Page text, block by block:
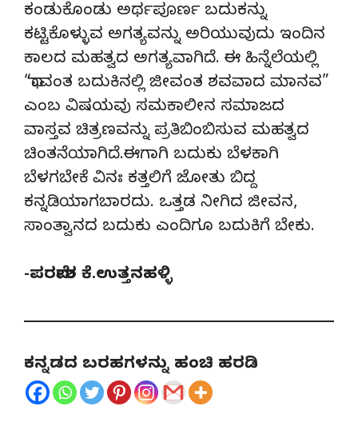
ಕಂಡುಕೊಂಡು ಅರ್ಥಪೂರ್ಣ ಬದುಕನ್ನು
ಕಟ್ಟಿಕೊಳ್ಳುವ ಅಗತ್ಯವನ್ನು ಅರಿಯುವುದು ಇಂದಿನ
ಕಾಲದ ಮಹತ್ವದ ಅಗತ್ಯವಾಗಿದೆ. ಈ ಹಿನ್ನೆಲೆಯಲ್ಲಿ
“ಧಾವಂತ ಬದುಕಿನಲ್ಲಿ ಜೀವಂತ ಶವವಾದ ಮಾನವ”
ಎಂಬ ವಿಷಯವು ಸಮಕಾಲೀನ ಸಮಾಜದ
ವಾಸ್ತವ ಚಿತ್ರಣವನ್ನು ಪ್ರತಿಬಿಂಬಿಸುವ ಮಹತ್ವದ
ಚಿಂತನೆಯಾಗಿದೆ.ಈಗಾಗಿ ಬದುಕು ಬೆಳಕಾಗಿ
ಬೆಳಗಬೇಕೆ ವಿನಃ ಕತ್ತಲಿಗೆ ಜೋತು ಬಿದ್ದ
ಕನ್ನಡಿಯಾಗಬಾರದು. ಒತ್ತಡ ನೀಗಿದ ಜೀವನ,
ಸಾಂತ್ವಾನದ ಬದುಕು ಎಂದಿಗೂ ಬದುಕಿಗೆ ಬೇಕು.
-ಪರಮೇಶ ಕೆ.ಉತ್ತನಹಳ್ಳಿ
ಕನ್ನಡದ ಬರಹಗಳನ್ನು ಹಂಚಿ ಹರಡಿ